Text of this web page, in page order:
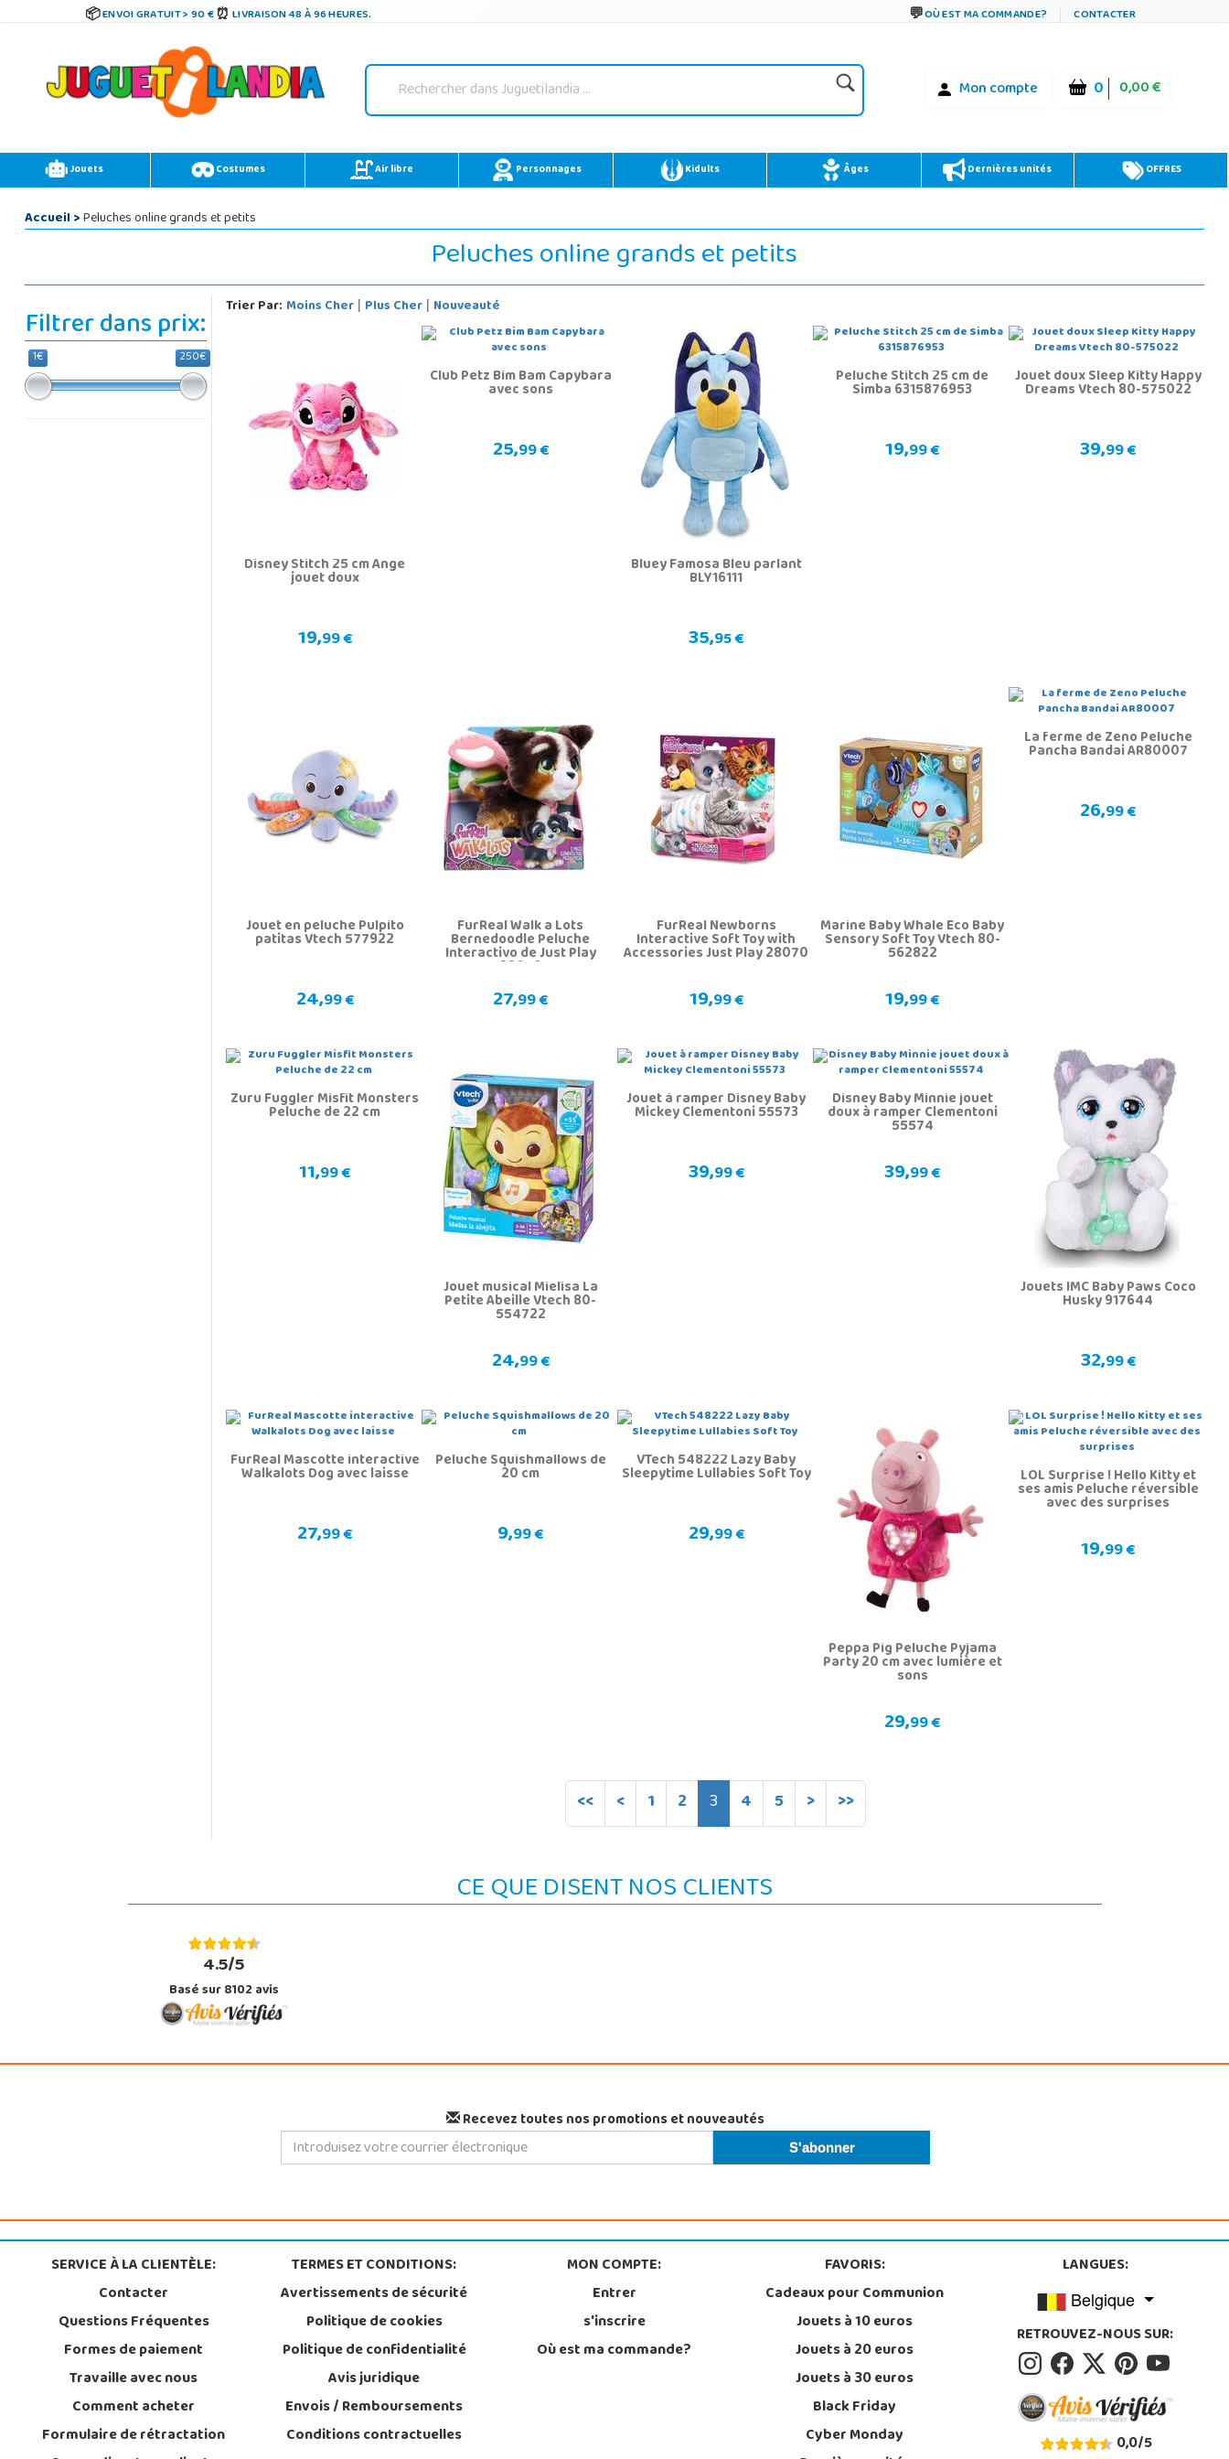
ENVOI GRATUIT > 90 € LIVRAISON 48 À 96 HEURES. OÙ EST MA COMMANDE? CONTACTER
Mon compte 0 0,00 €
Jouets Costumes Air libre Personnages Kidults Âges Dernières unités OFFRES
Accueil>Peluches online grands et petits
Peluches online grands et petits
Filtrer dans prix:
1€ 250€
Trier Par: Moins Cher| Plus Cher| Nouveauté
Disney Stitch 25 cm Ange
jouet doux
19,99 €
Club Petz Bim Bam Capybara
avec sons
25,99 €
Bluey Famosa Bleu parlant
BLY16111
35,95 €
Peluche Stitch 25 cm de
Simba 6315876953
19,99 €
Jouet doux Sleep Kitty Happy
Dreams Vtech 80-575022
39,99 €
Jouet en peluche Pulpito
patitas Vtech 577922
24,99 €
FurReal Walk a Lots
Bernedoodle Peluche
Interactivo de Just Play
28056
27,99 €
FurReal Newborns
Interactive Soft Toy with
Accessories Just Play 28070
19,99 €
Marine Baby Whale Eco Baby
Sensory Soft Toy Vtech 80-
562822
19,99 €
La ferme de Zeno Peluche
Pancha Bandai AR80007
26,99 €
Zuru Fuggler Misfit Monsters
Peluche de 22 cm
11,99 €
Jouet musical Mielisa La
Petite Abeille Vtech 80-
554722
24,99 €
Jouet à ramper Disney Baby
Mickey Clementoni 55573
39,99 €
Disney Baby Minnie jouet
doux à ramper Clementoni
55574
39,99 €
Jouets IMC Baby Paws Coco
Husky 917644
32,99 €
FurReal Mascotte interactive
Walkalots Dog avec laisse
27,99 €
Peluche Squishmallows de
20 cm
9,99 €
VTech 548222 Lazy Baby
Sleepytime Lullabies Soft Toy
29,99 €
Peppa Pig Peluche Pyjama
Party 20 cm avec lumière et
sons
29,99 €
LOL Surprise ! Hello Kitty et
ses amis Peluche réversible
avec des surprises
19,99 €
<< < 1 2 3 4 5 > >>
CE QUE DISENT NOS CLIENTS
4.5/5
Basé sur 8102 avis
Recevez toutes nos promotions et nouveautés
SERVICE À LA CLIENTÈLE:
Contacter
Questions Fréquentes
Formes de paiement
Travaille avec nous
Comment acheter
Formulaire de rétractation
TERMES ET CONDITIONS:
Avertissements de sécurité
Politique de cookies
Politique de confidentialité
Avis juridique
Envois / Remboursements
Conditions contractuelles
MON COMPTE:
Entrer
s'inscrire
Où est ma commande?
FAVORIS:
Cadeaux pour Communion
Jouets à 10 euros
Jouets à 20 euros
Jouets à 30 euros
Black Friday
Cyber Monday
LANGUES:
Belgique
RETROUVEZ-NOUS SUR:
0,0/5